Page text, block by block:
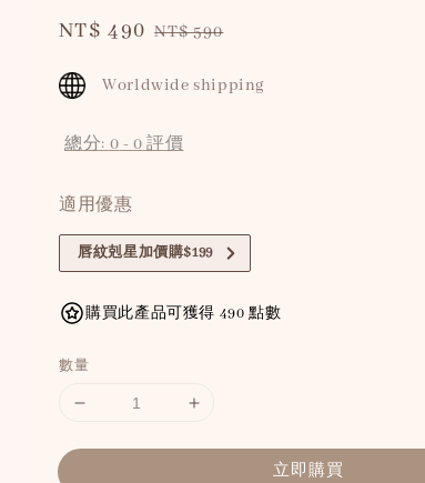
Sale
NT$ 490 Regular
NT$ 590
Worldwide shipping
總分: 0 -0 評價
適用優惠
唇紋剋星加價購$199
購買此產品可獲得 490 點數
數量
立即購買